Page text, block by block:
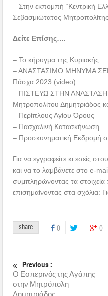
– Στην εκπομπή “Κεντρική
Σεβασμιώτατος
Δείτε Επίσης….
– Το κήρυγμα της Κυριακής
– ΑΝΑΣΤΑΣΙΜΟ ΜΗΝΥΜΑ
Πάσχα 2023 (video)
– ΠΙΣΤΕΥΩ ΣΤΗΝ ΑΝΑΣΤΑΣΗ
Μητροπολίτου Δημητριάδος
– Περίπλους Αγίου Όρους
– Πασχαλινή Κατασκήνωση
– Προσκυνηματική Εκδρομή
Για να εγγραφείτε κι εσείς
και να το λαμβάνετε στο e-
συμπληρώνοντας τα στοιχεία
επισημαίνοντας στα σχόλια:
share 0 0
Previous :
Ο Εσπερινός της Αγάπης
στην Μητρόπολη